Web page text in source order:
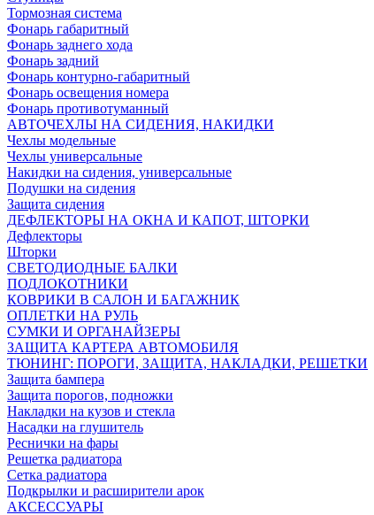
Тормозная система
Фонарь габаритный
Фонарь заднего хода
Фонарь задний
Фонарь контурно-габаритный
Фонарь освещения номера
Фонарь противотуманный
АВТОЧЕХЛЫ НА СИДЕНИЯ, НАКИДКИ
Чехлы модельные
Чехлы универсальные
Накидки на сидения, универсальные
Подушки на сидения
Защита сидения
ДЕФЛЕКТОРЫ НА ОКНА И КАПОТ, ШТОРКИ
Дефлекторы
Шторки
СВЕТОДИОДНЫЕ БАЛКИ
ПОДЛОКОТНИКИ
КОВРИКИ В САЛОН И БАГАЖНИК
ОПЛЕТКИ НА РУЛЬ
СУМКИ И ОРГАНАЙЗЕРЫ
ЗАЩИТА КАРТЕРА АВТОМОБИЛЯ
ТЮНИНГ: ПОРОГИ, ЗАЩИТА, НАКЛАДКИ, РЕШЕТКИ
Защита бампера
Защита порогов, подножки
Накладки на кузов и стекла
Насадки на глушитель
Реснички на фары
Решетка радиатора
Сетка радиатора
Подкрылки и расширители арок
АКСЕССУАРЫ